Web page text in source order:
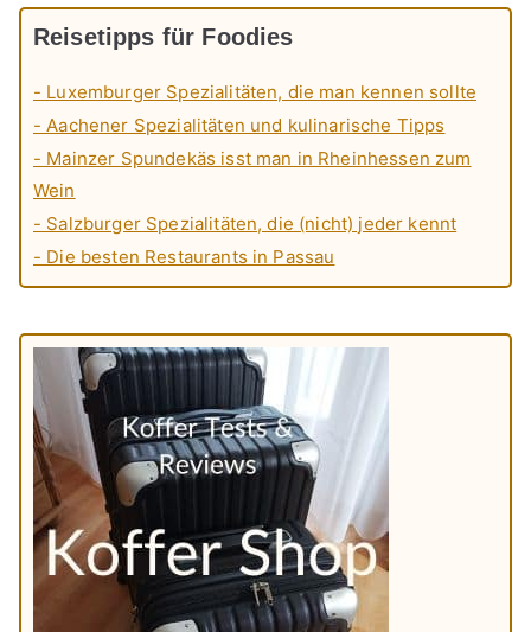
Reisetipps für Foodies
- Luxemburger Spezialitäten, die man kennen sollte
- Aachener Spezialitäten und kulinarische Tipps
- Mainzer Spundekäs isst man in Rheinhessen zum
Wein
- Salzburger Spezialitäten, die (nicht) jeder kennt
- Die besten Restaurants in Passau